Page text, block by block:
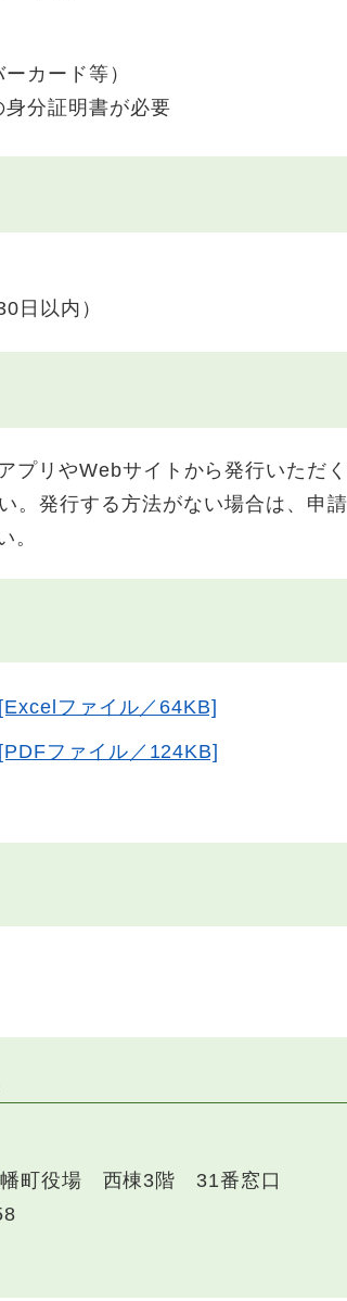
カード等）
分証明書が必要
日以内）
プリやWebサイトから発行いただく
。発行する方法がない場合は、申
。
ファイル／64KB]
ファイル／124KB]
町役場 西棟3階 31番窓口